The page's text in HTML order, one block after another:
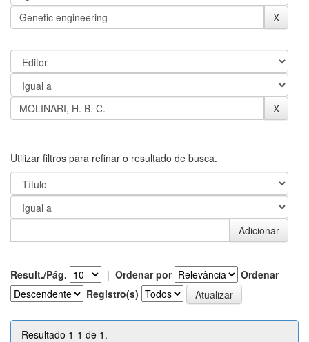
Utilizar filtros para refinar o resultado de busca.
Result./Pág. | Ordenar por
Ordenar
Registro(s)
Resultado 1-1 de 1.